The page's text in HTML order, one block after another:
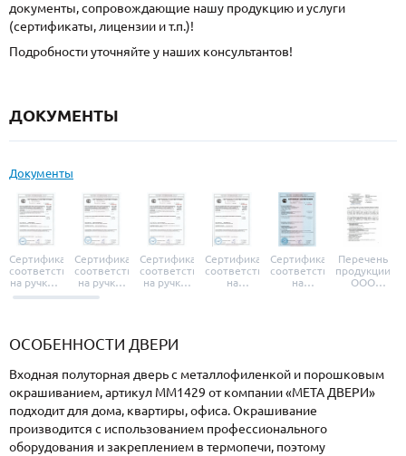
документы, сопровождающие нашу продукцию и услуги
(сертификаты, лицензии и т.п.)!
Подробности уточняйте у наших консультантов!
ДОКУМЕНТЫ
Документы
Сертификат
соответствия
на ручки и
броненакладки
Сертификат
соответствия
на ручки-
защелки
Сертификат
соответствия
на ручки-
Сертификат
соответствия
на
Сертификат
соответствия
на
Перечень
продукции
ООО
ОСОБЕННОСТИ ДВЕРИ
Входная полуторная дверь с металлофиленкой и порошковым
окрашиванием, артикул ММ1429 от компании «МЕТА ДВЕРИ»
подходит для дома, квартиры, офиса. Окрашивание
производится с использованием профессионального
оборудования и закреплением в термопечи, поэтому